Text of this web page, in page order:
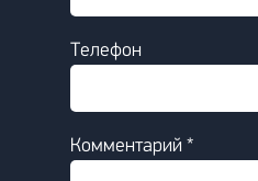
Телефон
Комментарий *